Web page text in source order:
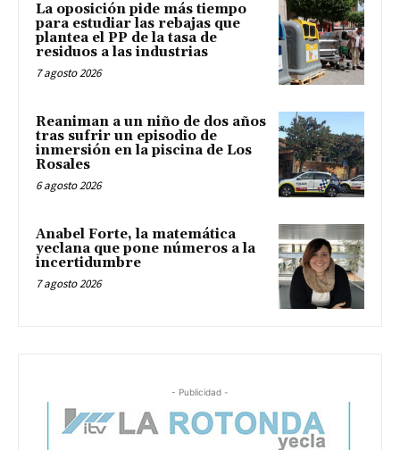
La oposición pide más tiempo
para estudiar las rebajas que
plantea el PP de la tasa de
residuos a las industrias
7 agosto 2026
Reaniman a un niño de dos años
tras sufrir un episodio de
inmersión en la piscina de Los
Rosales
6 agosto 2026
Anabel Forte, la matemática
yeclana que pone números a la
incertidumbre
7 agosto 2026
- Publicidad -